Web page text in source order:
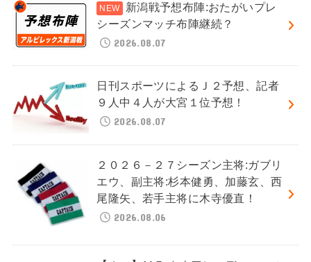
新潟戦予想布陣:おたがいプレ
シーズンマッチ布陣継続？
2026.08.07
日刊スポーツによるＪ２予想、記者
９人中４人が大宮１位予想！
2026.08.07
２０２６－２７シーズン主将:ガブリ
エウ、副主将:杉本健勇、加藤玄、西
尾隆矢、若手主将に木寺優直！
2026.08.06